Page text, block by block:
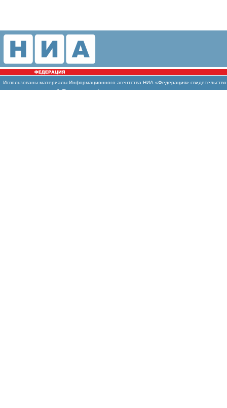
Использованы материалы Информационного агентства НИА «Федерация»
массовых коммуникаций (Роскомнадзор)